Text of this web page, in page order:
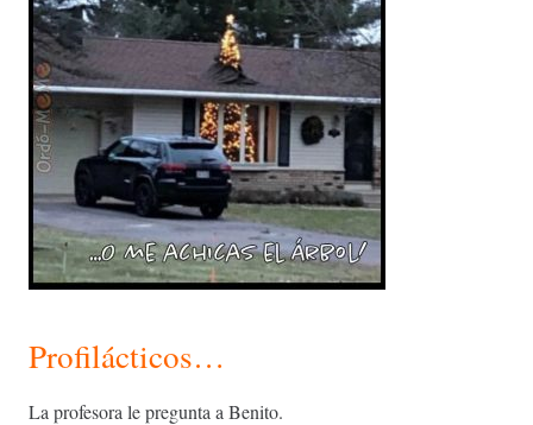
Profilácticos…
La profesora le pregunta a Benito.